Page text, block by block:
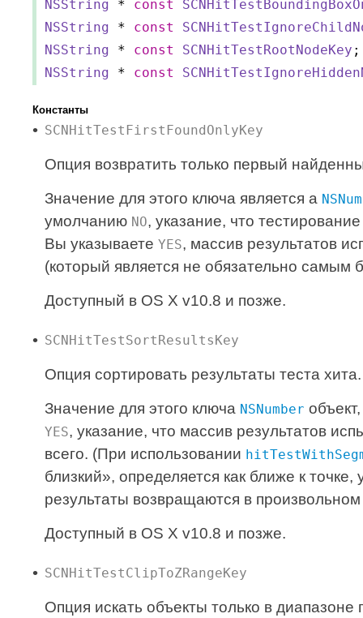
NSString
* const
NSString
* const
NSString
* const SCNHitTestRootNodeKey ;
NSString
* const
Константы
SCNHitTestFirstFoundOnlyKey
Опция возвратить только первый
Значение для этого ключа является a
умолчанию NO, указание, что
Вы указываете YES, массив результатов
(который является не обязательно самым
Доступный в OS X v10.8 и позже.
SCNHitTestSortResultsKey
Опция сортировать результаты теста хита.
Значение для этого ключа NSNumber
YES, указание, что массив результатов
всего. (При использовании
близкий», определяется как ближе к
результаты возвращаются в произвольном
Доступный в OS X v10.8 и позже.
SCNHitTestClipToZRangeKey
Опция искать объекты только в